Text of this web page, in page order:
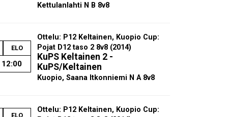
Kettulanlahti N B 8v8
ELO
12:00
Ottelu: P12 Keltainen, Kuopio Cup:
Pojat D12 taso 2 8v8 (2014)
KuPS Keltainen 2 -
KuPS/Keltainen
Kuopio, Saana Itkonniemi N A 8v8
ELO
Ottelu: P12 Keltainen, Kuopio Cup: